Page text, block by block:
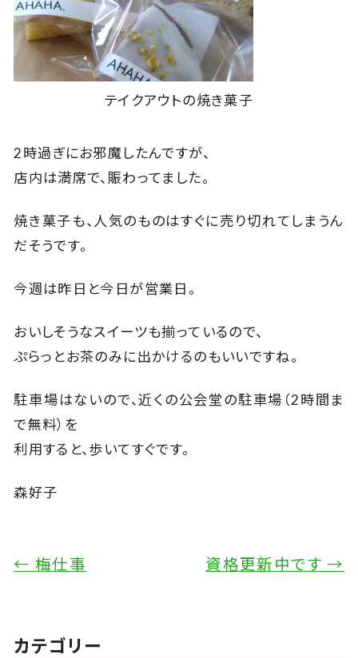
テイクアウトの焼き菓子
2時過ぎにお邪魔したんですが、
店内は満席で、賑わってました。
焼き菓子も、人気のものはすぐに売り切れてしまうん
だそうです。
今週は昨日と今日が営業日。
おいしそうなスイーツも揃っているので、
ぷらっとお茶のみに出かけるのもいいですね。
駐車場はないので、近くの公会堂の駐車場（2時間ま
で無料）を
利用すると、歩いてすぐです。
森好子
← 梅仕事 資格更新中です →
カテゴリー